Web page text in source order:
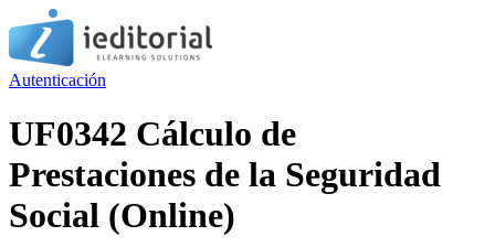
Autenticación
UF0342 Cálculo de
Prestaciones de la Seguridad
Social (Online)